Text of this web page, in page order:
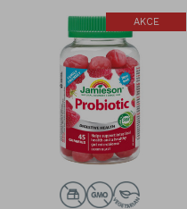
AKCE